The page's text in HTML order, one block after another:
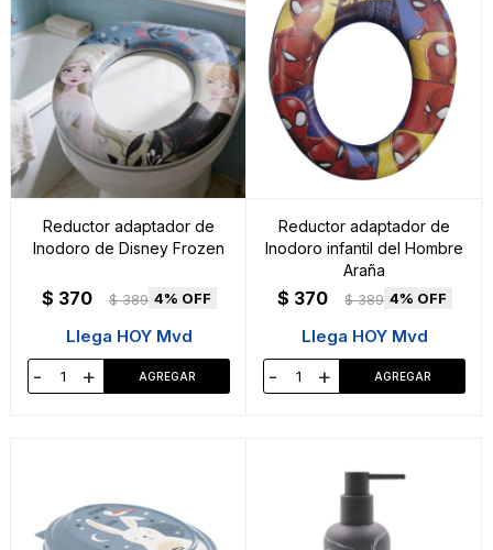
Reductor adaptador de
Inodoro de Disney Frozen
$ 370 $ 389 4
Llega HOY Mvd
- +
Reductor adaptador de
Inodoro infantil del Hombre
Araña
$ 370 $ 389 4
Llega HOY Mvd
- +